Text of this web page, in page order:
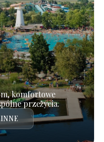
komfortowe
przeżycia.